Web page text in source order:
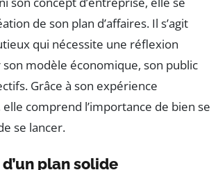
de son plan d’affaires. Il s’agit
qui nécessite une réflexion
modèle économique, son public
Grâce à son expérience
comprend l’importance de bien se
se lancer.
plan solide